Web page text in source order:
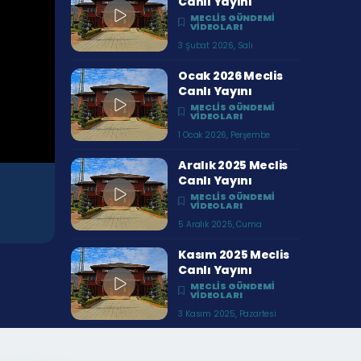
MECLIS GÜNDEMI
VIDEOLARI
3 Şubat 2026, Salı
Ocak 2026 Meclis
Canlı Yayını
MECLIS GÜNDEMI
VIDEOLARI
1 Ocak 2026, Perşembe
Aralık 2025 Meclis
Canlı Yayını
MECLIS GÜNDEMI
VIDEOLARI
5 Aralık 2025, Cuma
Kasım 2025 Meclis
Canlı Yayını
MECLIS GÜNDEMI
VIDEOLARI
3 Kasım 2025, Pazartesi